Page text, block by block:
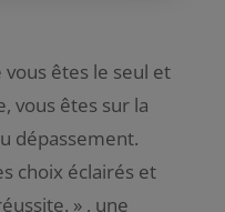
êtes le seul et
vous êtes sur la
dépassement.
choix éclairés et
. » , une